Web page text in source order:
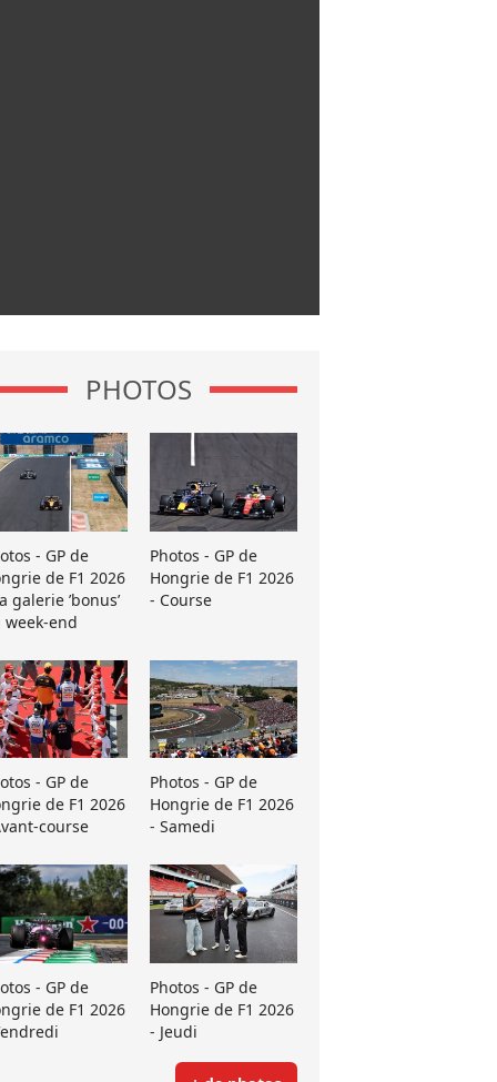
PHOTOS
- GP de
de F1 2026
galerie ’bonus’
week-end
Photos - GP de
Hongrie de F1 2026
- Course
- GP de
de F1 2026
course
Photos - GP de
Hongrie de F1 2026
- Samedi
- GP de
de F1 2026
Photos - GP de
Hongrie de F1 2026
- Jeudi